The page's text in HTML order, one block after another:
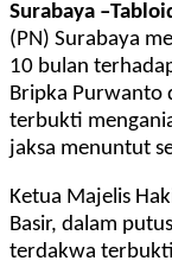
Surabaya
(PN) Surabaya
10 bulan
Bripka Purwanto
terbukti
jaksa menuntut
Ketua Majelis
Basir, dalam
terdakwa